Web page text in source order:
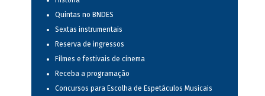
Quintas no BNDES
Sextas instrumentais
Reserva de ingressos
Filmes e festivais de cinema
Receba a programação
Concursos para Escolha de Espetáculos Musicais